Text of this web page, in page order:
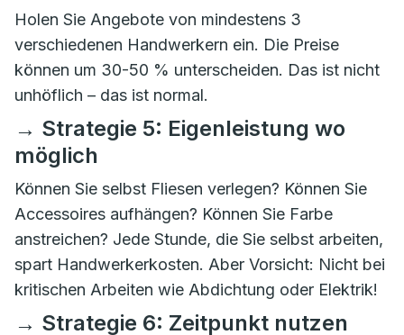
Holen Sie Angebote von mindestens 3
verschiedenen Handwerkern ein. Die Preise
können um 30-50 % unterscheiden. Das ist nicht
unhöflich – das ist normal.
→ Strategie 5: Eigenleistung wo
möglich
Können Sie selbst Fliesen verlegen? Können Sie
Accessoires aufhängen? Können Sie Farbe
anstreichen? Jede Stunde, die Sie selbst arbeiten,
spart Handwerkerkosten. Aber Vorsicht: Nicht bei
kritischen Arbeiten wie Abdichtung oder Elektrik!
→ Strategie 6: Zeitpunkt nutzen